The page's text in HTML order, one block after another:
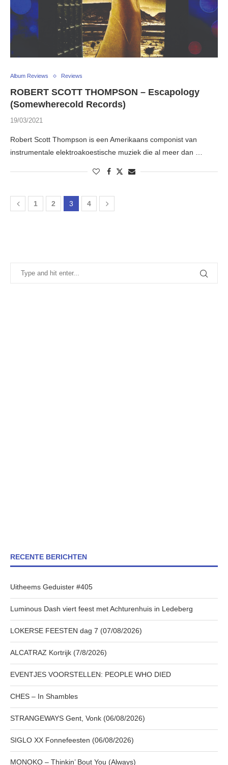
Album Reviews Reviews
ROBERT SCOTT THOMPSON – Escapology
(Somewherecold Records)
19/03/2021
Robert Scott Thompson is een Amerikaans componist van
instrumentale elektroakoestische muziek die al meer dan …
1 2 3 4
RECENTE BERICHTEN
Uitheems Geduister #405
Luminous Dash viert feest met Achturenhuis in Ledeberg
LOKERSE FEESTEN dag 7 (07/08/2026)
ALCATRAZ Kortrijk (7/8/2026)
EVENTJES VOORSTELLEN: PEOPLE WHO DIED
CHES – In Shambles
STRANGEWAYS Gent, Vonk (06/08/2026)
SIGLO XX Fonnefeesten (06/08/2026)
MONOKO – Thinkin’ Bout You (Always)